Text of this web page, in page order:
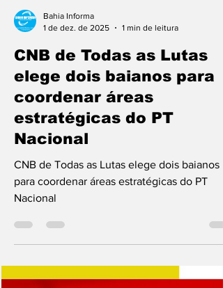
retratação por parte da autora. No entanto, a
Bahia Informa
1 de dez. de 2025
1 min de leitura
CNB de Todas as Lutas
elege dois baianos para
coordenar áreas
estratégicas do PT
Nacional
Nacional